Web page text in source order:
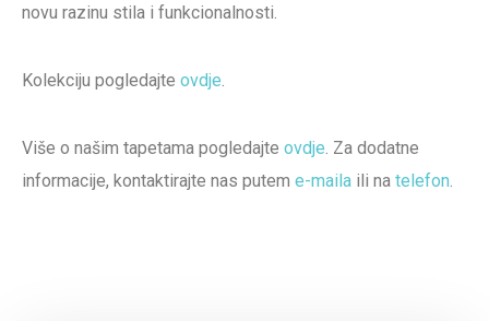
novu razinu stila i funkcionalnosti.
Kolekciju pogledajte ovdje
Više o našim tapetama pogledajte ovdje . Za dodatne
informacije, kontaktirajte nas putem e-maila ili na telefon